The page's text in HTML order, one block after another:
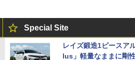
Special Site
レイズ鍛造1ピースア
lus」軽量なままに剛